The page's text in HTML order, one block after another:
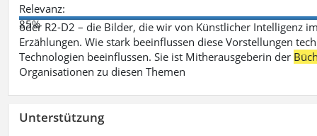
Relevanz:
85%
oder R2-D2 – die Bilder, die wir von Künstlicher Intelligenz
Erzählungen. Wie stark beeinflussen diese Vorstellungen
Technologien beeinflussen. Sie ist Mitherausgeberin der
Organisationen zu diesen Themen
Unterstützung